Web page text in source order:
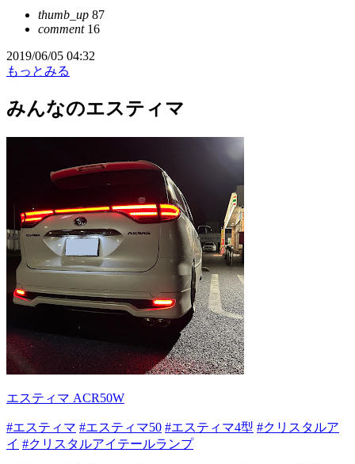
thumb_up 87
comment16
2019/06/05 04:32
もっとみる
みんなのエスティマ
エスティマ ACR50W
#エスティマ #エスティマ50 #エスティマ4型 #クリスタルア
イ #クリスタルアイテールランプ